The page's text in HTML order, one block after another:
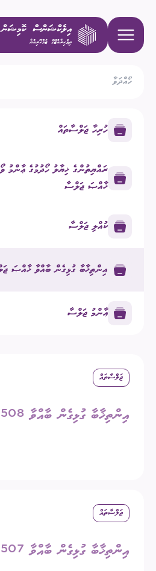
ހުރިހާ ޖަލްސާތައް
ރައްޔިތުންގެ ޚިޔާލު ހޯދުމުގެ ޢާންމު
ޚާއްޞަ ޖަލްސާ
ކުއްލި ޖަލްސާ
އިންތިޚާބާ ގުޅިގެން ބާއްވާ ޚާއްޞަ
ޢާންމު ޖަލްސާ
ޖަލްސާތައް
އިންތިޚާބާ ގުޅިގެން ބާއްވާ 508 ވަނަ ޚާއްޞަ ޖަލްސާ
ޖަލްސާތައް
އިންތިޚާބާ ގުޅިގެން ބާއްވާ 507 ވަނަ ޚާއްޞަ ޖަލްސާ